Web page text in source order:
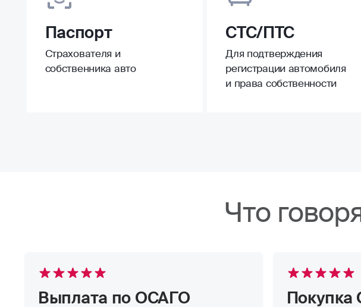
Паспорт
Страхователя и
собственника авто
СТС/ПТС
Для подтверждения
регистрации автомобиля
и права собственности
Что
Выплата по ОСАГО